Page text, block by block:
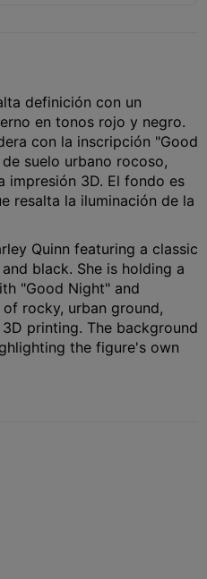
definición con un
en tonos rojo y negro.
con la inscripción "Good
suelo urbano rocoso,
impresión 3D. El fondo es
resalta la iluminación de la
Quinn featuring a classic
black. She is holding a
"Good Night" and
rocky, urban ground,
printing. The background
the figure's own